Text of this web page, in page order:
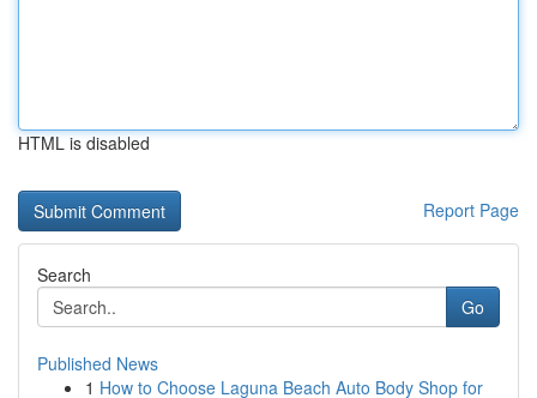
HTML is disabled
Report Page
Search
Go
Published News
1 How to Choose Laguna Beach Auto Body Shop for